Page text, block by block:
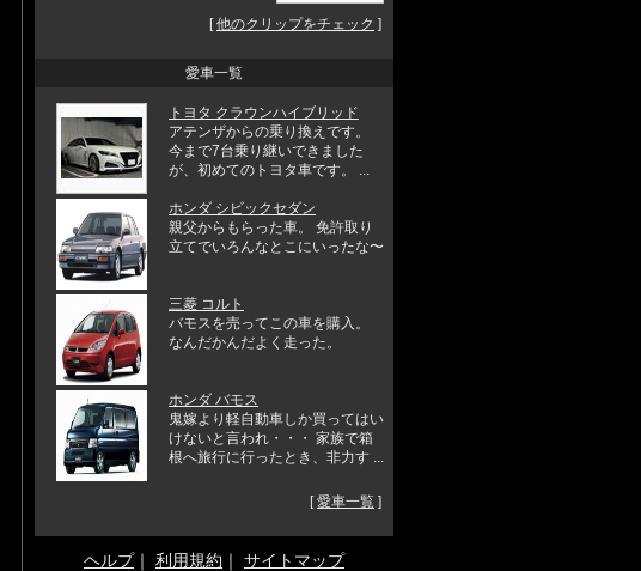
[他のクリップをチェック ]
愛車一覧
トヨタ クラウンハイブリッド
アテンザからの乗り換えです。
今まで7台乗り継いできました
が、初めてのトヨタ車です。 ...
ホンダ シビックセダン
親父からもらった車。 免許取り
立てでいろんなとこにいったな〜
三菱 コルト
バモスを売ってこの車を購入。
なんだかんだよく走った。
ホンダ バモス
鬼嫁より軽自動車しか買ってはい
けないと言われ・・・ 家族で箱
根へ旅行に行ったとき、非力す ...
[愛車一覧 ]
ヘルプ｜ 利用規約 ｜ サイトマップ